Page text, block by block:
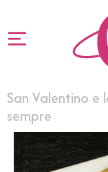
San Valentino e
sempre